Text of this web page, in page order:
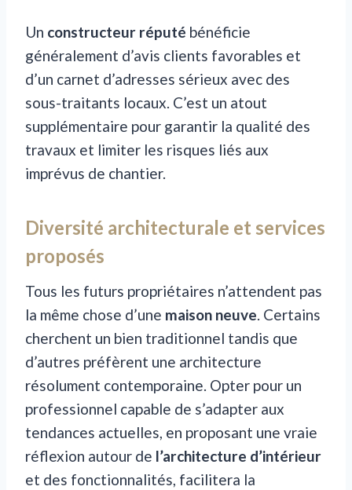
Un constructeur réputé bénéficie
généralement d’avis clients favorables et
d’un carnet d’adresses sérieux avec des
sous-traitants locaux. C’est un atout
supplémentaire pour garantir la qualité des
travaux et limiter les risques liés aux
imprévus de chantier.
Diversité architecturale et services
proposés
Tous les futurs propriétaires n’attendent pas
la même chose d’une maison neuve. Certains
cherchent un bien traditionnel tandis que
d’autres préfèrent une architecture
résolument contemporaine. Opter pour un
professionnel capable de s’adapter aux
tendances actuelles, en proposant une vraie
réflexion autour de l’architecture d’intérieur
et des fonctionnalités, facilitera la